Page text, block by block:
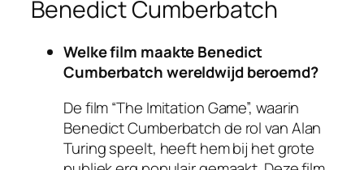
Benedict Cumberbatch
Welke film maakte Benedict
Cumberbatch wereldwijd beroemd?
De film “The Imitation Game”, waarin
Benedict Cumberbatch de rol van Alan
Turing speelt, heeft hem bij het grote